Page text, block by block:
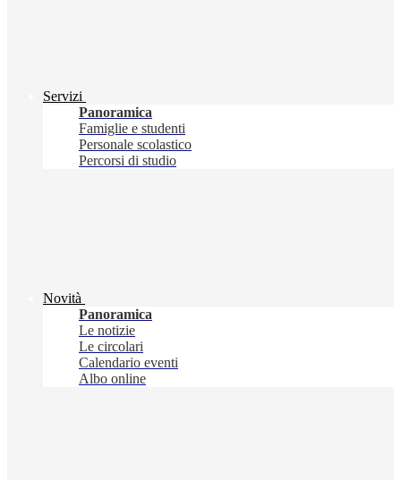
Servizi
Panoramica
Famiglie e studenti
Personale scolastico
Percorsi di studio
Novità
Panoramica
Le notizie
Le circolari
Calendario eventi
Albo online